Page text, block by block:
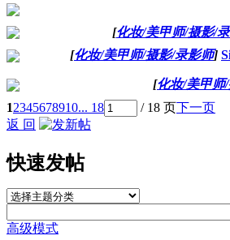
[化妆/美甲师/摄影/
[化妆/美甲师/摄影/录影师]
[化妆/美甲师
12345678910... 18 / 18 页下一页
返 回
快速发帖
高级模式